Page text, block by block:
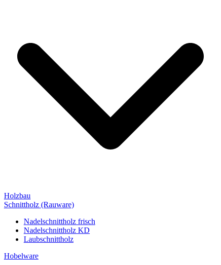
Holzbau
Schnittholz (Rauware)
Nadelschnittholz frisch
Nadelschnittholz KD
Laubschnittholz
Hobelware